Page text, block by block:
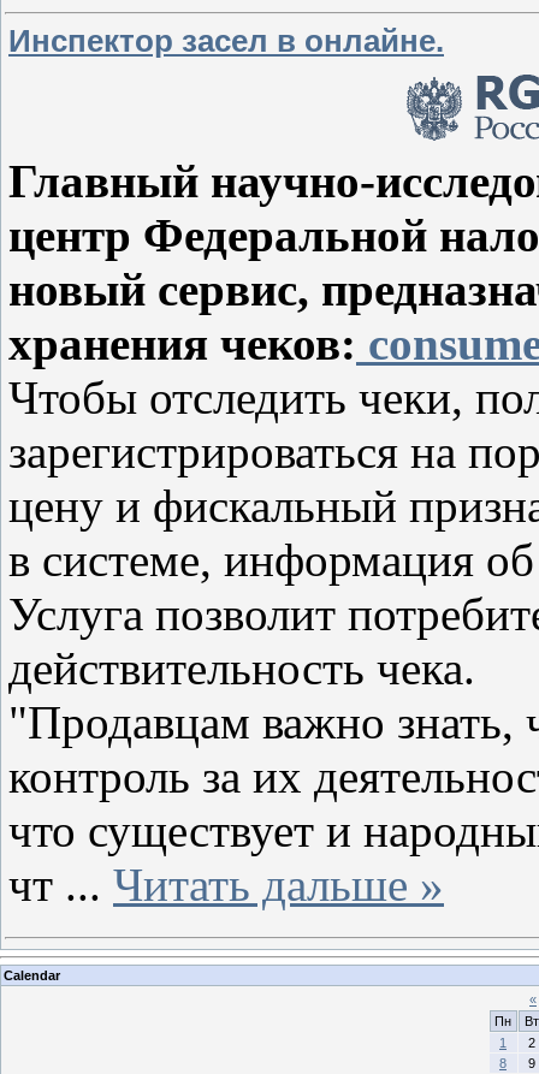
Инспектор засел в онлайне.
Главный научно-
центр Федеральной
новый сервис,
хранения чеков:
Чтобы отследить чеки,
зарегистрироваться на
цену и фискальный
в системе, информация
Услуга позволит
действительность чека.
"Продавцам важно знать,
контроль за их
что существует и
чт ... Читать дальше »
Calendar
«
Пн
Вт
1
2
8
9